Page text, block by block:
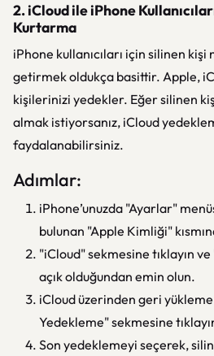
2. iCloud ile iPhone
Kurtarma
iPhone kullanıcıları için silinen kişi
getirmek oldukça basittir. Apple,
kişilerinizi yedekler. Eğer silinen
almak istiyorsanız, iCloud
faydalanabilirsiniz.
Adımlar:
iPhone’unuzda "Ayarlar"
bulunan "Apple Kimliği"
"iCloud" sekmesine tıklayın
açık olduğundan emin olun.
iCloud üzerinden geri
Yedekleme" sekmesine
Son yedeklemeyi seçerek,